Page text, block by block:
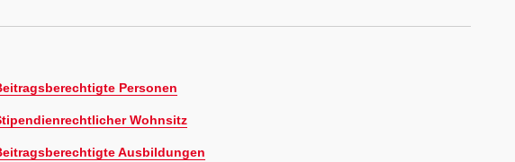
Personen
Wohnsitz
Ausbildungen